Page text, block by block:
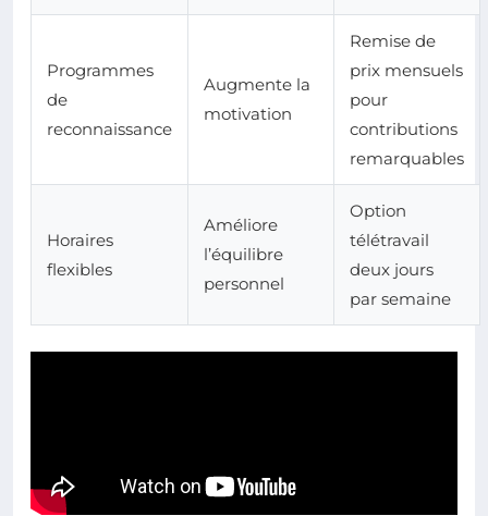
Programmes
de
reconnaissance
Augmente la
motivation
Remise de
prix mensuels
pour
contributions
remarquables
Horaires
flexibles
Améliore
l’équilibre
personnel
Option
télétravail
deux jours
par semaine